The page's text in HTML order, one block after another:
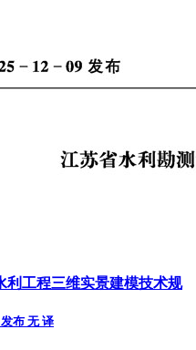
利工程三维实景建模技术规
布 无 译